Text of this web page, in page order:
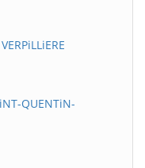
QUENTiN-